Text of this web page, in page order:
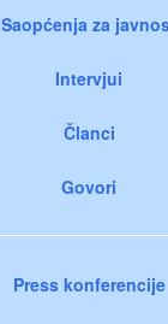
Saopćenja za
Intervjui
Članci
Govori
Press konferencije